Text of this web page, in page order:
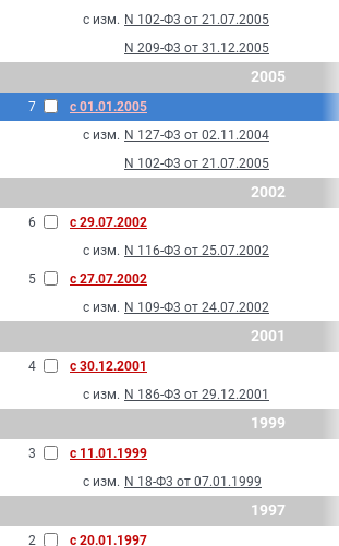
с изм. N 102-Ф3 от 21.07.2005
N 209-Ф3 от 31.12.2005
2005
7
с 01.01.2005
с изм. N 127-Ф3 от 02.11.2004
N 102-Ф3 от 21.07.2005
2002
6
с 29.07.2002
с изм. N 116-Ф3 от 25.07.2002
5
с 27.07.2002
с изм. N 109-Ф3 от 24.07.2002
2001
4
с 30.12.2001
с изм. N 186-Ф3 от 29.12.2001
1999
3
с 11.01.1999
с изм. N 18-Ф3 от 07.01.1999
1997
2 с 20.01.1997